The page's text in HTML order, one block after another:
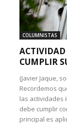
COLUMNISTAS
CUMPLIR
(Javier Jaque,
Recordemos
las actividades
debe cumplir
principal es